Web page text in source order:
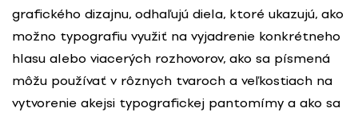
grafického dizajnu, odhaľujú diela, ktoré ukazujú, ako
možno typografiu využiť na vyjadrenie konkrétneho
hlasu alebo viacerých rozhovorov, ako sa písmená
môžu používať v rôznych tvaroch a veľkostiach na
vytvorenie akejsi typografickej pantomímy a ako sa